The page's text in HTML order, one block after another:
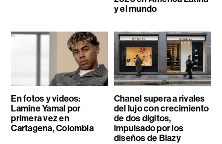
y el mundo
En fotos y videos:
Lamine Yamal por
primera vez en
Cartagena, Colombia
Chanel supera a rivales
del lujo con crecimiento
de dos dígitos,
impulsado por los
diseños de Blazy